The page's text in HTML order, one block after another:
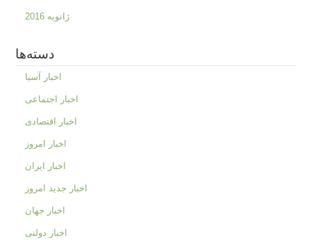
ژانویه 2016
دسته‌ها
اخبار آسیا
اخبار اجتماعی
اخبار اقتصادی
اخبار امروز
اخبار ایران
اخبار جدید امروز
اخبار جهان
اخبار دولتی